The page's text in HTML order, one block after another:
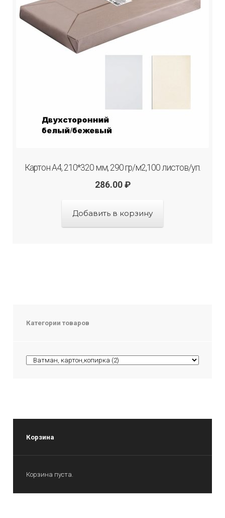
Картон А4, 210*320 мм, 290 гр/м2,100 листов/уп.
286.00 ₽
Добавить в корзину
Категории товаров
Корзина
Корзина пуста.